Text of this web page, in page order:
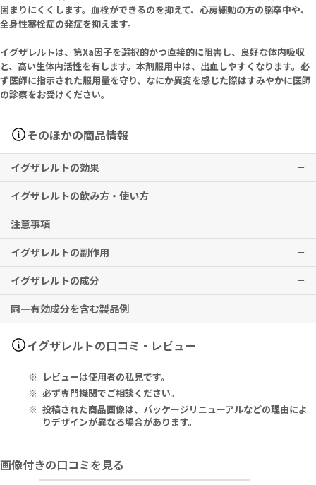
固まりにくくします。血栓ができるのを抑えて、心房細動の方の脳卒中や、
全身性塞栓症の発症を抑えます。
イグザレルトは、第Xa因子を選択的かつ直接的に阻害し、良好な体内吸収
と、高い生体内活性を有します。本剤服用中は、出血しやすくなります。必
ず医師に指示された服用量を守り、なにか異変を感じた際はすみやかに医師
の診察をお受けください。
そのほかの商品情報
イグザレルトの効果
非弁膜症性心房細動患者における虚血性脳卒中及び全身性塞栓症の発
症抑制
※効果には個人差がありますことを予めご了承ください。
イグザレルトの飲み方・使い方
通常、成人にはリバーロキサバンとして15mg（10mg錠の場合：1.5
錠、15mg錠の場合：1錠、20mg錠の場合：0.75錠）を1日1回食後
に経口投与する。なお、腎障害のある患者に対しては、腎機能の程度
に応じて10mg（10mg錠の場合：1錠、15mg錠の場合：0.66錠、2
0mg錠の場合：0.5錠）1日1回に減量する。
■錠剤を分割して服用される際は、下記商品のご利用を推奨いたしま
▶
ー
シンプルな錠剤カッターをご希望の方には、
注意事項
本剤の服用を忘れた際は、思い出したときすぐに服用してください。
ただし、次の服用時間が12時間以内と近いときは忘れた分を服用しな
いでください。
※2回分を一度に服用しないこと。
血栓ができたりする場合があります。必ず医師に指示されたとおりに
服用してください。
医師にご申告ください。
本剤服用中は、創傷を受けやすいことはお避けください。
抗エイズ薬、抗真菌薬を使用中の方は本剤の服用をお控えください。
妊娠中、または妊娠の可能性のある方は、本剤の服用をお控えくださ
さい。
イグザレルトの副作用
出血傾向（鼻血、皮下出血、歯茎の出血、便が黒くなる、血尿、喀
血）
イグザレルトの成分
イグザレルト10mg
1フィルムコーティング錠中：リバーロキサバン 10mg
Each Film-Coated Tablet Contains: Rivaroxaban 15mg. Conta
ins Lactose Monohydrate (See Leaflet For Additional Inform
ation).
1フィルムコーティング錠中：リバーロキサバン 15mg、本剤は乳糖
イグザレルト20mg
同一有効成分を含む製品例
イグザレルト（バイエル薬品）
イグザレルトの口コミ・レビュー
レビューは使用者の私見です。
必ず専門機関でご相談ください。
投稿された商品画像は、パッケージリニューアルなどの理由によ
りデザインが異なる場合があります。
画像付きの口コミを見る